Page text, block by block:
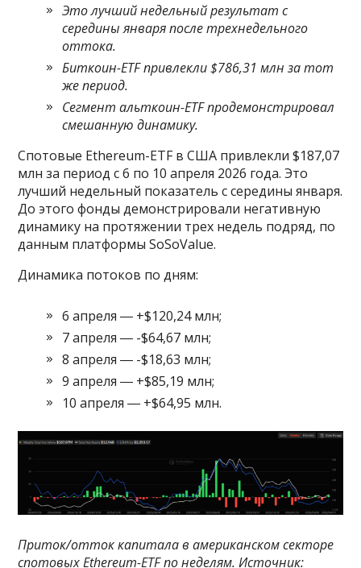
Это лучший недельный результат с
середины января после трехнедельного
оттока.
Биткоин-ETF привлекли $786,31 млн за тот
же период.
Сегмент альткоин-ETF продемонстрировал
смешанную динамику.
Спотовые Ethereum-ETF в США привлекли $187,07
млн за период с 6 по 10 апреля 2026 года. Это
лучший недельный показатель с середины января.
До этого фонды демонстрировали негативную
динамику на протяжении трех недель подряд, по
данным платформы SoSoValue.
Динамика потоков по дням:
6 апреля ― +$120,24 млн;
7 апреля ― -$64,67 млн;
8 апреля ― -$18,63 млн;
9 апреля ― +$85,19 млн;
10 апреля ― +$64,95 млн.
Приток/отток капитала в американском секторе
спотовых Ethereum-ETF по неделям. Источник: